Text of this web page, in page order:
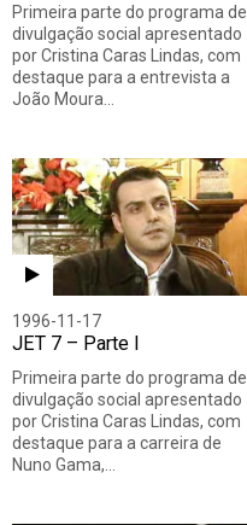
Primeira parte do programa de
divulgação social apresentado
por Cristina Caras Lindas, com
destaque para a entrevista a
João Moura…
1996-11-17
JET 7 – Parte I
Primeira parte do programa de
divulgação social apresentado
por Cristina Caras Lindas, com
destaque para a carreira de
Nuno Gama,…